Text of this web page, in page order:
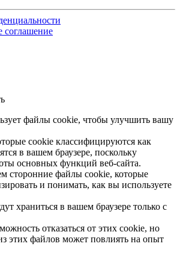
соглашение
файлы cookie, чтобы улучшить вашу
cookie классифицируются как
в вашем браузере, поскольку
основных функций веб-сайта.
сторонние файлы cookie, которые
и понимать, как вы используете
храниться в вашем браузере только с
отказаться от этих cookie, но
этих файлов может повлиять на опыт